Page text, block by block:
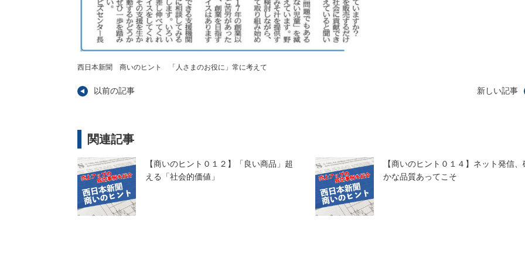
西日本新聞 商いのヒント 「人さまのお役に」常に考えて
以前の記事 新しい記事
関連記事
【商いのヒント０１２】「良い商品」超
える「社会的価値」
【商いのヒント０１４】ネット発信、
かな品質あってこそ